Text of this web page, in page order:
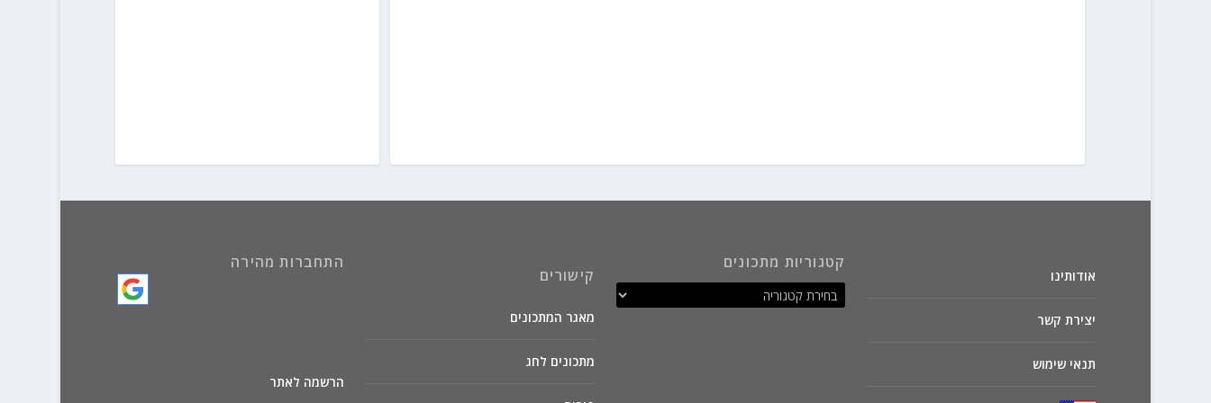
אודותינו
יצירת קשר
תנאי שימוש
קטגוריות מתכונים
קישורים
מאגר המתכונים
מתכונים לחג
התחברות מהירה
הרשמה לאתר